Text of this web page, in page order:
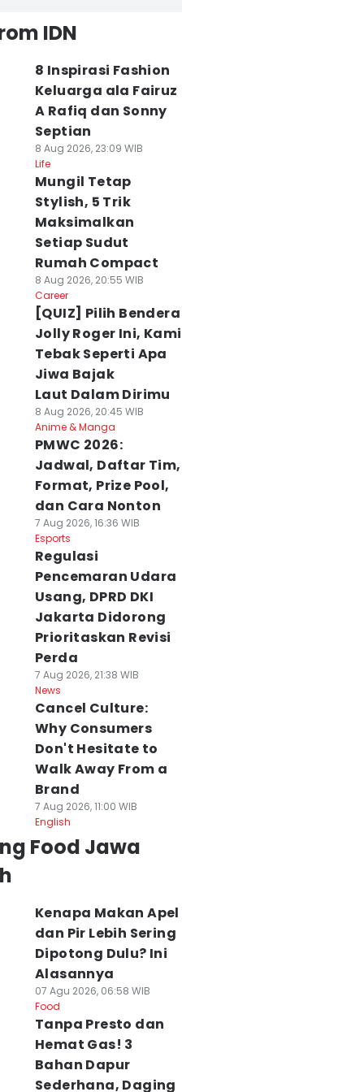
IDN
8 Inspirasi Fashion
Keluarga ala Fairuz
A Rafiq dan Sonny
Septian
8 Aug 2026, 23:09 WIB
Life
Mungil Tetap
Stylish, 5 Trik
Maksimalkan
Setiap Sudut
Rumah Compact
8 Aug 2026, 20:55 WIB
Career
[QUIZ] Pilih Bendera
Jolly Roger Ini, Kami
Tebak Seperti Apa
Jiwa Bajak
Laut Dalam Dirimu
8 Aug 2026, 20:45 WIB
Anime & Manga
PMWC 2026:
Jadwal, Daftar Tim,
Format, Prize Pool,
dan Cara Nonton
7 Aug 2026, 16:36 WIB
Esports
Regulasi
Pencemaran Udara
Usang, DPRD DKI
Jakarta Didorong
Prioritaskan Revisi
Perda
7 Aug 2026, 21:38 WIB
News
Cancel Culture:
Why Consumers
Don't Hesitate to
Walk Away From a
Brand
7 Aug 2026, 11:00 WIB
English
Food Jawa
Kenapa Makan Apel
dan Pir Lebih Sering
Dipotong Dulu? Ini
Alasannya
07 Agu 2026, 06:58 WIB
Food
Tanpa Presto dan
Hemat Gas! 3
Bahan Dapur
Sederhana, Daging